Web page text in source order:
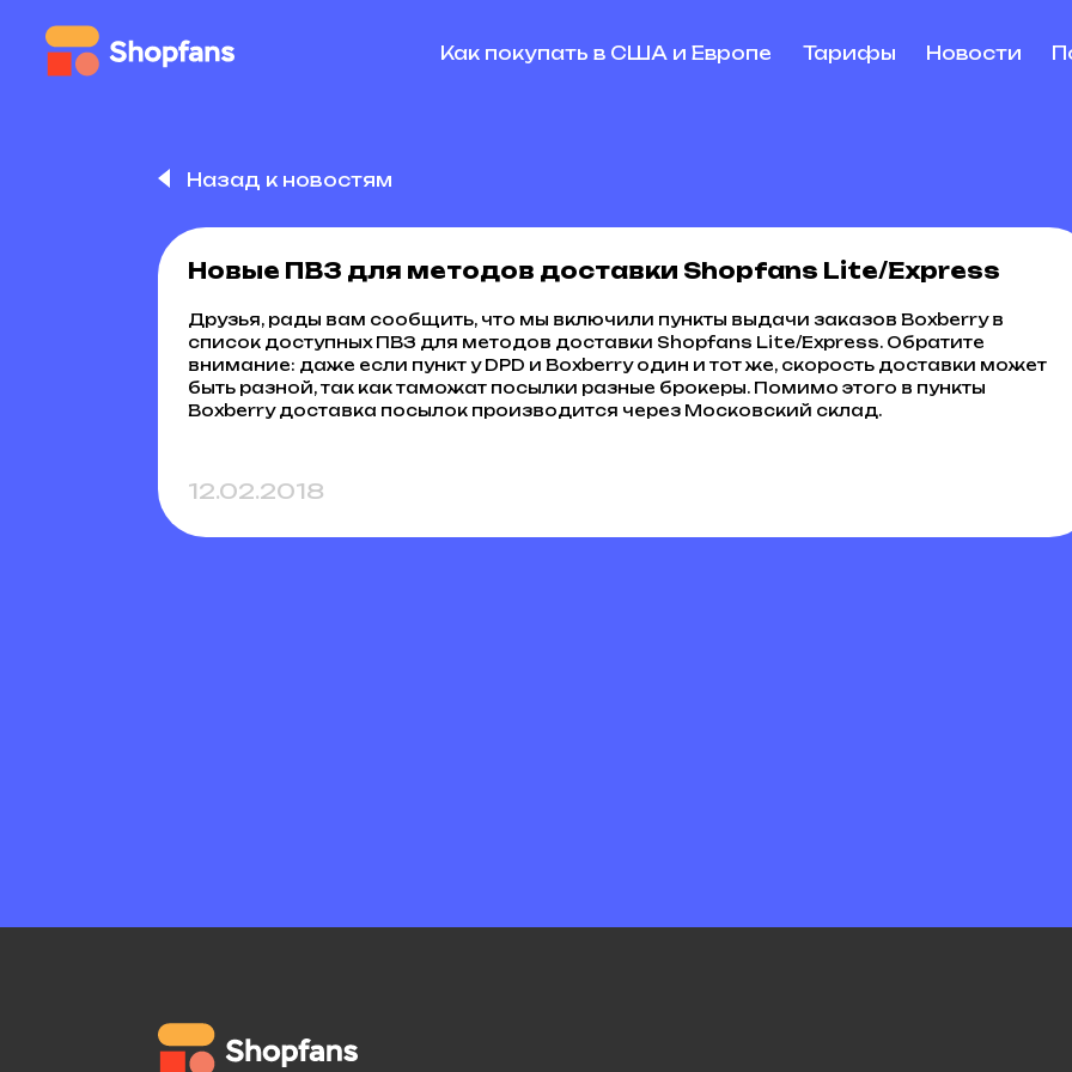
Как покупать в США и Европе Тарифы Новости
Назад к новостям
Новые ПВЗ для методов доставки Shopfans Lite/Express
Друзья, рады вам сообщить, что мы включили пункты выдачи заказов Boxberry в
список доступных ПВЗ для методов доставки Shopfans Lite/Express. Обратите
внимание: даже если пункт у DPD и Boxberry один и тот же, скорость доставки может
быть разной, так как таможат посылки разные брокеры. Помимо этого в пункты
Boxberry доставка посылок производится через Московский склад.
12.02.2018